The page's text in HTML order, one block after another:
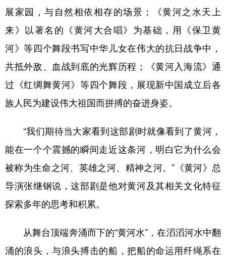
新疆 内蒙古 黑龙江
多语种频道
English Español Français عربى
Русский язык 日本語
Deutsch Português
展家园，与自然相依相存的场景；《黄河之水天上
来》以著名的《黄河大合唱》为基础，用《保卫黄
河》等四个舞段书写中华儿女在伟大的抗日战争中，
共抵外敌、血战到底的光辉历程；《黄河入海流》通
过《红绸舞黄河》等四个舞段，展现新中国成立后各
族人民为建设伟大祖国而拼搏的奋进身姿。
“我们期待当大家看到这部剧时就像看到了黄河，
能在一个个震撼的瞬间走近这条河，明白它为什么会
被称为生命之河、英雄之河、精神之河。”《黄河》总
导演张继钢说，这部剧是他对黄河及其相关文化特征
探索多年的思考和积累。
从舞台顶端奔涌而下的“黄河水”，在滔滔河水中翻
涌的浪头，与浪头搏击的船，把船的命运用纤绳系在